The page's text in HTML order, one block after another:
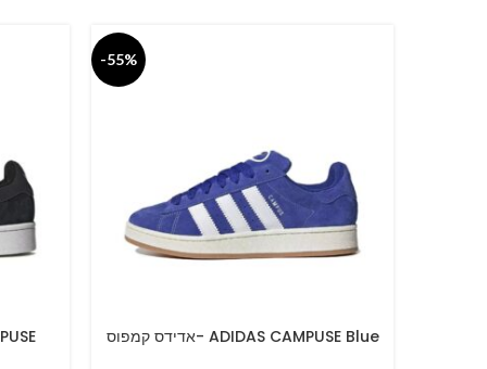
-55%
SELECT OPTIONSאדידס קמפוס- ADIDAS CAMPUSE Blue